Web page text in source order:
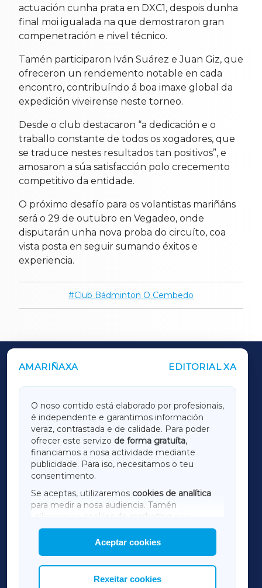
actuación cunha prata en DXC1, despois dunha
final moi igualada na que demostraron gran
compenetración e nivel técnico.
Tamén participaron Iván Suárez e Juan Giz, que
ofreceron un rendemento notable en cada
encontro, contribuíndo á boa imaxe global da
expedición viveirense neste torneo.
Desde o club destacaron “a dedicación e o
traballo constante de todos os xogadores, que
se traduce nestes resultados tan positivos”, e
amosaron a súa satisfacción polo crecemento
competitivo da entidade.
O próximo desafío para os volantistas mariñáns
será o 29 de outubro en Vegadeo, onde
disputarán unha nova proba do circuíto, coa
vista posta en seguir sumando éxitos e
experiencia.
Club Bádminton O Cembedo
AMARIÑAXA EDITORIAL XA
O noso contido está elaborado por profesionais,
é independente e garantimos información
veraz, contrastada e de calidade. Para poder
ofrecer este servizo de forma gratuíta,
financiamos a nosa actividade mediante
publicidade. Para iso, necesitamos o teu
consentimento.
Se aceptas, utilizaremos cookies de analítica
para medir a nosa audiencia. Tamén
utilizaremos
cookies de marketing
mostrar publicidade de terceiros.
Así mesmo, podes personalizar a elección das
cookies que desexas permitir.
Aceptar cookies
Rexeitar cookies
OUTROS PERIÓDICOS
LUGOXA
TERRACHAXA
AMARIÑAXA
RIBEIRASACRAXA
ACORUÑAXA